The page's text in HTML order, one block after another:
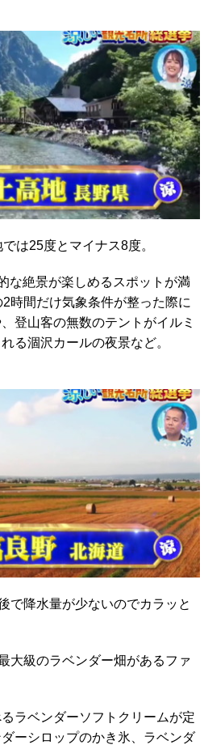
は25度とマイナス8度。
な絶景が楽しめるスポットが満
時間だけ気象条件が整った際に
登山客の無数のテントがイルミ
る涸沢カールの夜景など。
で降水量が少ないのでカラッと
大級のラベンダー畑があるファ
ラベンダーソフトクリームが定
ーシロップのかき氷、ラベンダ